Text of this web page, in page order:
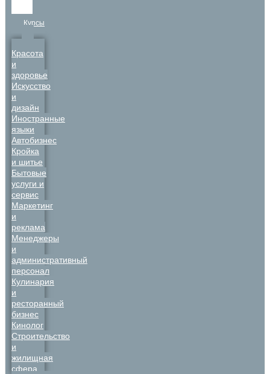
Курсы
Красота
и
здоровье
Искусство
и
дизайн
Иностранные
языки
Автобизнес
Кройка
и шитье
Бытовые
услуги и
сервис
Маркетинг
и
реклама
Менеджеры
и
административный
персонал
Кулинария
и
ресторанный
бизнес
Кинолог
Строительство
и
жилищная
сфера